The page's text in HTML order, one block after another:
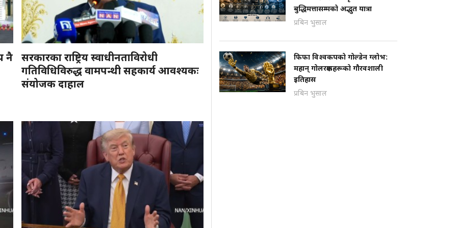
नै
सरकारका राष्ट्रिय स्वाधीनताविरोधी
गतिविधिविरुद्ध वामपन्थी सहकार्य आवश्यकः
संयोजक दाहाल
बुद्धिमत्तासम्मको अद्भुत यात्रा
प्रबिन भुसाल
फिफा विश्वकपको गोल्डेन ग्लोभ:
महान् गोलरक्षकहरूको गौरवशाली
इतिहास
प्रबिन भुसाल